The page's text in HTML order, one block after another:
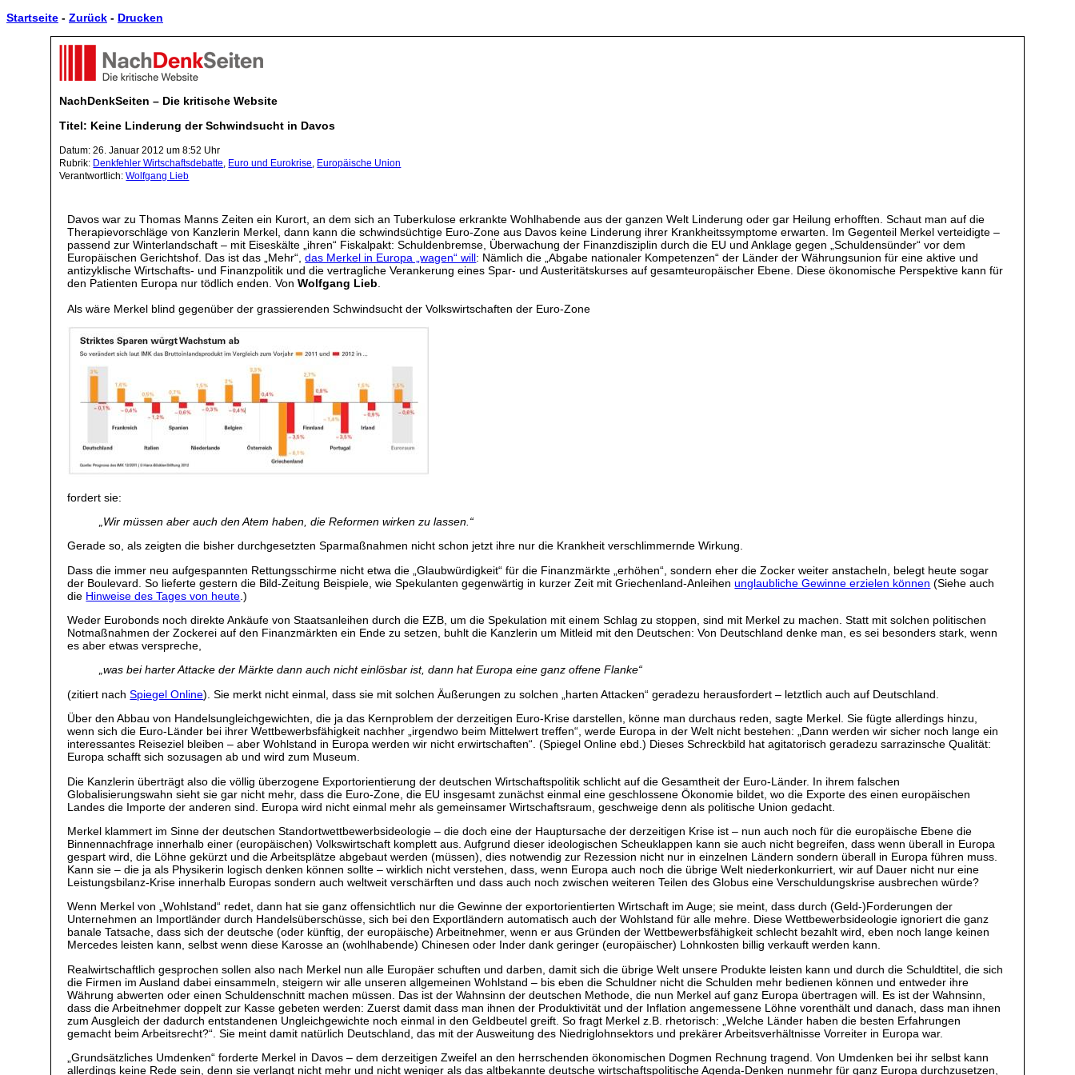
Startseite - Zurück - Drucken
NachDenkSeiten – Die kritische Website
Titel: Keine Linderung der Schwindsucht in Davos
Datum: 26. Januar 2012 um 8:52 Uhr
Rubrik: Denkfehler Wirtschaftsdebatte, Euro und Eurokrise, Europäische Union
Verantwortlich:Wolfgang Lieb
Davos war zu Thomas Manns Zeiten ein Kurort, an dem sich an Tuberkulose erkrankte Wohlhabende aus der ganzen Welt Linderung oder gar Heilung erhofften. Schaut man auf die
Therapievorschläge von Kanzlerin Merkel, dann kann die schwindsüchtige Euro-Zone aus Davos keine Linderung ihrer Krankheitssymptome erwarten. Im Gegenteil Merkel verteidigte –
passend zur Winterlandschaft – mit Eiseskälte „ihren“ Fiskalpakt: Schuldenbremse, Überwachung der Finanzdisziplin durch die EU und Anklage gegen „Schuldensünder“ vor dem
Europäischen Gerichtshof. Das ist das „Mehr“,das Merkel in Europa „wagen“ will: Nämlich die „Abgabe nationaler Kompetenzen“ der Länder der Währungsunion für eine aktive und
antizyklische Wirtschafts- und Finanzpolitik und die vertragliche Verankerung eines Spar- und Austeritätskurses auf gesamteuropäischer Ebene. Diese ökonomische Perspektive kann für
den Patienten Europa nur tödlich enden. VonWolfgang Lieb
Als wäre Merkel blind gegenüber der grassierenden Schwindsucht der Volkswirtschaften der Euro-Zone
fordert sie:
„Wir müssen aber auch den Atem haben, die Reformen wirken zu lassen.“
Gerade so, als zeigten die bisher durchgesetzten Sparmaßnahmen nicht schon jetzt ihre nur die Krankheit verschlimmernde Wirkung.
Dass die immer neu aufgespannten Rettungsschirme nicht etwa die „Glaubwürdigkeit“ für die Finanzmärkte „erhöhen“, sondern eher die Zocker weiter anstacheln, belegt heute sogar
der Boulevard. So lieferte gestern die Bild-Zeitung Beispiele, wie Spekulanten gegenwärtig in kurzer Zeit mit Griechenland-Anleihenunglaubliche Gewinne erzielen können (Siehe auch
die Hinweise des Tages von heute .)
Weder Eurobonds noch direkte Ankäufe von Staatsanleihen durch die EZB, um die Spekulation mit einem Schlag zu stoppen, sind mit Merkel zu machen. Statt mit solchen politischen
Notmaßnahmen der Zockerei auf den Finanzmärkten ein Ende zu setzen, buhlt die Kanzlerin um Mitleid mit den Deutschen: Von Deutschland denke man, es sei besonders stark, wenn
es aber etwas verspreche,
„was bei harter Attacke der Märkte dann auch nicht einlösbar ist, dann hat Europa eine ganz offene Flanke“
(zitiert nachSpiegel Online). Sie merkt nicht einmal, dass sie mit solchen Äußerungen zu solchen „harten Attacken“ geradezu herausfordert – letztlich auch auf Deutschland.
Über den Abbau von Handelsungleichgewichten, die ja das Kernproblem der derzeitigen Euro-Krise darstellen, könne man durchaus reden, sagte Merkel. Sie fügte allerdings hinzu,
wenn sich die Euro-Länder bei ihrer Wettbewerbsfähigkeit nachher „irgendwo beim Mittelwert treffen“, werde Europa in der Welt nicht bestehen: „Dann werden wir sicher noch lange ein
interessantes Reiseziel bleiben – aber Wohlstand in Europa werden wir nicht erwirtschaften“. (Spiegel Online ebd.) Dieses Schreckbild hat agitatorisch geradezu sarrazinsche Qualität:
Europa schafft sich sozusagen ab und wird zum Museum.
Die Kanzlerin überträgt also die völlig überzogene Exportorientierung der deutschen Wirtschaftspolitik schlicht auf die Gesamtheit der Euro-Länder. In ihrem falschen
Globalisierungswahn sieht sie gar nicht mehr, dass die Euro-Zone, die EU insgesamt zunächst einmal eine geschlossene Ökonomie bildet, wo die Exporte des einen europäischen
Landes die Importe der anderen sind. Europa wird nicht einmal mehr als gemeinsamer Wirtschaftsraum, geschweige denn als politische Union gedacht.
Merkel klammert im Sinne der deutschen Standortwettbewerbsideologie – die doch eine der Hauptursache der derzeitigen Krise ist – nun auch noch für die europäische Ebene die
Binnennachfrage innerhalb einer (europäischen) Volkswirtschaft komplett aus. Aufgrund dieser ideologischen Scheuklappen kann sie auch nicht begreifen, dass wenn überall in Europa
gespart wird, die Löhne gekürzt und die Arbeitsplätze abgebaut werden (müssen), dies notwendig zur Rezession nicht nur in einzelnen Ländern sondern überall in Europa führen muss.
Kann sie – die ja als Physikerin logisch denken können sollte – wirklich nicht verstehen, dass, wenn Europa auch noch die übrige Welt niederkonkurriert, wir auf Dauer nicht nur eine
Leistungsbilanz-Krise innerhalb Europas sondern auch weltweit verschärften und dass auch noch zwischen weiteren Teilen des Globus eine Verschuldungskrise ausbrechen würde?
Wenn Merkel von „Wohlstand“ redet, dann hat sie ganz offensichtlich nur die Gewinne der exportorientierten Wirtschaft im Auge; sie meint, dass durch (Geld-)Forderungen der
Unternehmen an Importländer durch Handelsüberschüsse, sich bei den Exportländern automatisch auch der Wohlstand für alle mehre. Diese Wettbewerbsideologie ignoriert die ganz
banale Tatsache, dass sich der deutsche (oder künftig, der europäische) Arbeitnehmer, wenn er aus Gründen der Wettbewerbsfähigkeit schlecht bezahlt wird, eben noch lange keinen
Mercedes leisten kann, selbst wenn diese Karosse an (wohlhabende) Chinesen oder Inder dank geringer (europäischer) Lohnkosten billig verkauft werden kann.
Realwirtschaftlich gesprochen sollen also nach Merkel nun alle Europäer schuften und darben, damit sich die übrige Welt unsere Produkte leisten kann und durch die Schuldtitel, die sich
die Firmen im Ausland dabei einsammeln, steigern wir alle unseren allgemeinen Wohlstand – bis eben die Schuldner nicht die Schulden mehr bedienen können und entweder ihre
Währung abwerten oder einen Schuldenschnitt machen müssen. Das ist der Wahnsinn der deutschen Methode, die nun Merkel auf ganz Europa übertragen will. Es ist der Wahnsinn,
dass die Arbeitnehmer doppelt zur Kasse gebeten werden: Zuerst damit dass man ihnen der Produktivität und der Inflation angemessene Löhne vorenthält und danach, dass man ihnen
zum Ausgleich der dadurch entstandenen Ungleichgewichte noch einmal in den Geldbeutel greift. So fragt Merkel z.B. rhetorisch: „Welche Länder haben die besten Erfahrungen
gemacht beim Arbeitsrecht?“. Sie meint damit natürlich Deutschland, das mit der Ausweitung des Niedriglohnsektors und prekärer Arbeitsverhältnisse Vorreiter in Europa war.
„Grundsätzliches Umdenken“ forderte Merkel in Davos – dem derzeitigen Zweifel an den herrschenden ökonomischen Dogmen Rechnung tragend. Von Umdenken bei ihr selbst kann
allerdings keine Rede sein, denn sie verlangt nicht mehr und nicht weniger als das altbekannte deutsche wirtschaftspolitische Agenda-Denken nunmehr für ganz Europa durchzusetzen,